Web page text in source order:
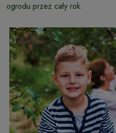
ogrodu przez cały rok.